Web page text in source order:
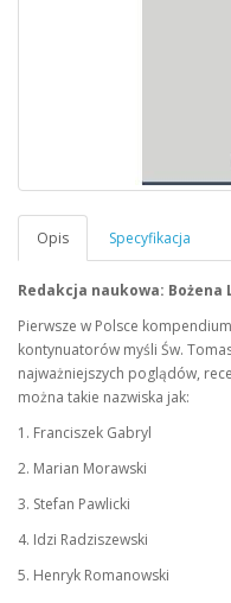
Redakcja naukowa:
Pierwsze w Polsce
kontynuatorów myśli Św.
najważniejszych poglądów,
można takie nazwiska jak:
1. Franciszek Gabryl
2. Marian Morawski
3. Stefan Pawlicki
4. Idzi Radziszewski
5. Henryk Romanowski